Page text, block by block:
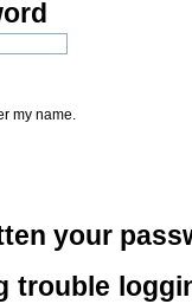
my name.
your
trouble